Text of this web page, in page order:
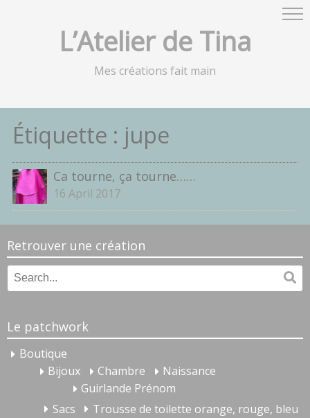
L’Atelier de Tina
Mes créations fait main
Étiquette : jupe
Ca tourne, ça tourne……
16 April 2017
Retrouver une création
Search
for:
Le patchwork
Boutique
Bijoux
Chambre
Naissance
Guirlande Prénom
Sacs
Trousse de toilette orange, rouge, bleu